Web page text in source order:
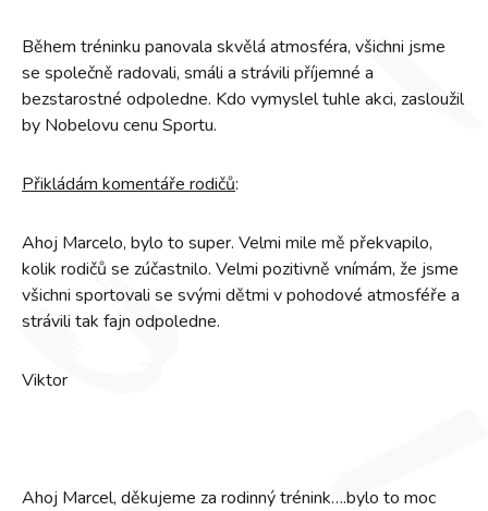
Během tréninku panovala skvělá atmosféra, všichni jsme
se společně radovali, smáli a strávili příjemné a
bezstarostné odpoledne. Kdo vymyslel tuhle akci, zasloužil
by Nobelovu cenu Sportu.
Přikládám komentáře rodičů:
Ahoj Marcelo, bylo to super. Velmi mile mě překvapilo,
kolik rodičů se zúčastnilo. Velmi pozitivně vnímám, že jsme
všichni sportovali se svými dětmi v pohodové atmosféře a
strávili tak fajn odpoledne.
Viktor
Ahoj Marcel, děkujeme za rodinný trénink….bylo to moc